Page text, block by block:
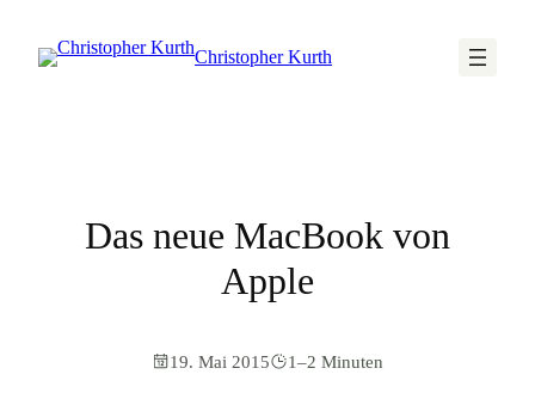
Christopher Kurth
Das neue MacBook von
Apple
19. Mai 2015 1–2 Minuten